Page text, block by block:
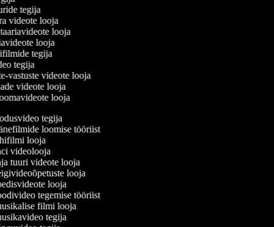
tegija
videote looja
looja
looja
tegija
tegija
vastuste videote looja
videote looja
looja
tegija
loomise tööriist
looja
videolooja
tuuri videote looja
looja
looja
tegemise tööriist
filmi looja
tegija